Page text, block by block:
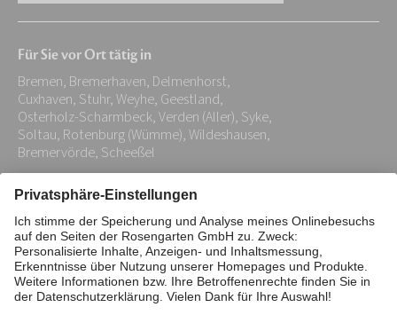
Adresse:
*
Für Sie vor Ort tätig in
Bremen, Bremerhaven, Delmenhorst,
Cuxhaven, Stuhr, Weyhe, Geestland,
Osterholz-Scharmbeck, Verden (Aller), Syke,
Soltau, Rotenburg (Wümme), Wildeshausen,
Bremervörde, Scheeßel
Impressum Datenschutz
Stiftung
Interne Meldestelle
Zahlungsmittel
Barrierefreiheitserklärung
Vertrag widerrufen